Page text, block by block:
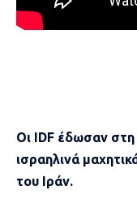
Οι IDF έδωσαν στη
ισραηλινά
του Ιράν.